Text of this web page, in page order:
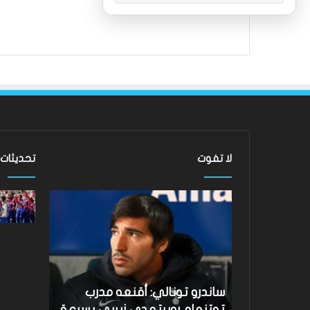
لا تفوت
ساندرو
توتنهام
روبرتو
دي
زيربي
ساندرو تونالي: أقنعه مدرب
لقد
عادت
الدوري
تحديثات